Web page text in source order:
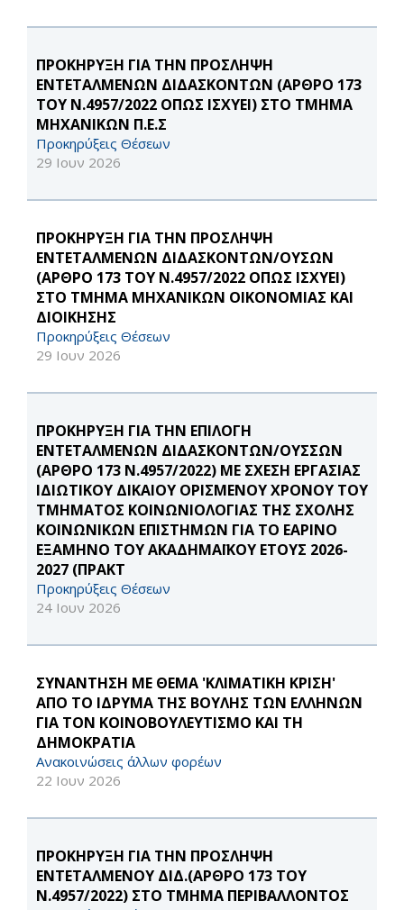
ΠΡΟΚΗΡΥΞΗ ΓΙΑ ΤΗΝ ΠΡΟΣΛΗΨΗ
ΕΝΤΕΤΑΛΜΕΝΩΝ ΔΙΔΑΣΚΟΝΤΩΝ (ΑΡΘΡΟ 173
ΤΟΥ Ν.4957/2022 ΟΠΩΣ ΙΣΧΥΕΙ) ΣΤΟ ΤΜΗΜΑ
ΜΗΧΑΝΙΚΩΝ Π.Ε.Σ
Προκηρύξεις Θέσεων
29 Ιουν 2026
ΠΡΟΚΗΡΥΞΗ ΓΙΑ ΤΗΝ ΠΡΟΣΛΗΨΗ
ΕΝΤΕΤΑΛΜΕΝΩΝ ΔΙΔΑΣΚΟΝΤΩΝ/ΟΥΣΩΝ
(ΑΡΘΡΟ 173 ΤΟΥ Ν.4957/2022 ΟΠΩΣ ΙΣΧΥΕΙ)
ΣΤΟ ΤΜΗΜΑ ΜΗΧΑΝΙΚΩΝ ΟΙΚΟΝΟΜΙΑΣ ΚΑΙ
ΔΙΟΙΚΗΣΗΣ
Προκηρύξεις Θέσεων
29 Ιουν 2026
ΠΡΟΚΗΡΥΞΗ ΓΙΑ ΤΗΝ ΕΠΙΛΟΓΗ
ΕΝΤΕΤΑΛΜΕΝΩΝ ΔΙΔΑΣΚΟΝΤΩΝ/ΟΥΣΣΩΝ
(ΑΡΘΡΟ 173 Ν.4957/2022) ΜΕ ΣΧΕΣΗ ΕΡΓΑΣΙΑΣ
ΙΔΙΩΤΙΚΟΥ ΔΙΚΑΙΟΥ ΟΡΙΣΜΕΝΟΥ ΧΡΟΝΟΥ ΤΟΥ
ΤΜΗΜΑΤΟΣ ΚΟΙΝΩΝΙΟΛΟΓΙΑΣ ΤΗΣ ΣΧΟΛΗΣ
ΚΟΙΝΩΝΙΚΩΝ ΕΠΙΣΤΗΜΩΝ ΓΙΑ ΤΟ ΕΑΡΙΝΟ
ΕΞΑΜΗΝΟ ΤΟΥ ΑΚΑΔΗΜΑΪΚΟΥ ΕΤΟΥΣ 2026-
2027 (ΠΡΑΚΤ
Προκηρύξεις Θέσεων
24 Ιουν 2026
ΣΥΝΑΝΤΗΣΗ ΜΕ ΘΕΜΑ 'ΚΛΙΜΑΤΙΚΗ ΚΡΙΣΗ'
ΑΠΟ ΤΟ ΙΔΡΥΜΑ ΤΗΣ ΒΟΥΛΗΣ ΤΩΝ ΕΛΛΗΝΩΝ
ΓΙΑ ΤΟΝ ΚΟΙΝΟΒΟΥΛΕΥΤΙΣΜΟ ΚΑΙ ΤΗ
ΔΗΜΟΚΡΑΤΙΑ
Ανακοινώσεις άλλων φορέων
22 Ιουν 2026
ΠΡΟΚΗΡΥΞΗ ΓΙΑ ΤΗΝ ΠΡΟΣΛΗΨΗ
ΕΝΤΕΤΑΛΜΕΝΟΥ ΔΙΔ.(ΑΡΘΡΟ 173 ΤΟΥ
Ν.4957/2022) ΣΤΟ ΤΜΗΜΑ ΠΕΡΙΒΑΛΛΟΝΤΟΣ